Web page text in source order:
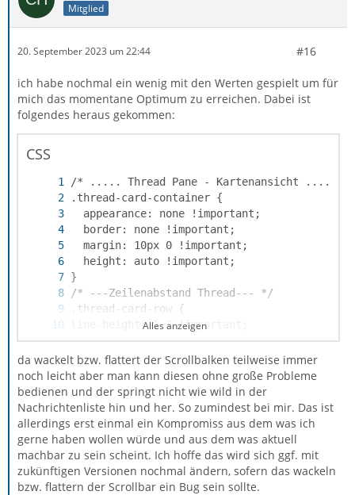
Mitglied
20. September 2023 um 22:44 #16
ich habe nochmal ein wenig mit den Werten gespielt um für
mich das momentane Optimum zu erreichen. Dabei ist
folgendes heraus gekommen:
CSS
}
Alles anzeigen
da wackelt bzw. flattert der Scrollbalken teilweise immer
noch leicht aber man kann diesen ohne große Probleme
bedienen und der springt nicht wie wild in der
Nachrichtenliste hin und her. So zumindest bei mir. Das ist
allerdings erst einmal ein Kompromiss aus dem was ich
gerne haben wollen würde und aus dem was aktuell
machbar zu sein scheint. Ich hoffe das wird sich ggf. mit
zukünftigen Versionen nochmal ändern, sofern das wackeln
bzw. flattern der Scrollbar ein Bug sein sollte.